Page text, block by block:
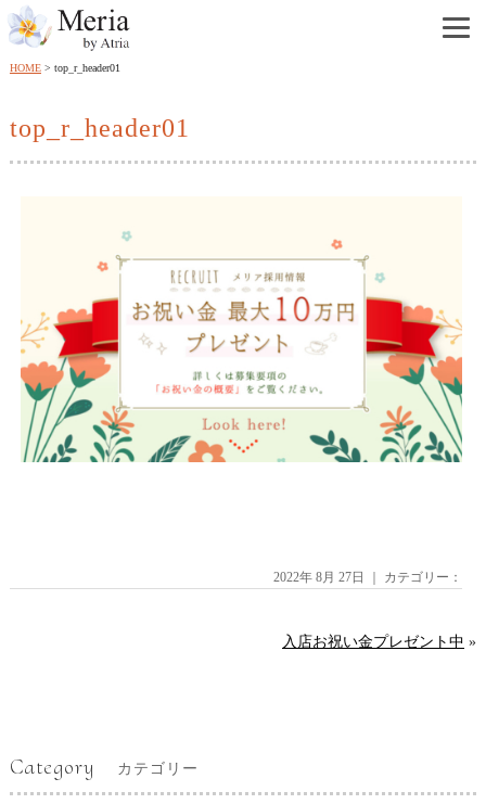
HOME top_r_header01
top_r_header01
2022年 8月 27日 ｜ カテゴリー：
入店お祝い金プレゼント中 »
Category カテゴリー